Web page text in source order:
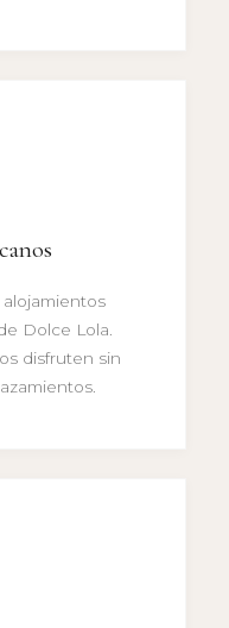
Dolce Lola.
disfruten sin